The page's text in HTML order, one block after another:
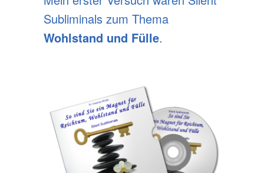
Subliminals zum Thema
Wohlstand und Fülle.